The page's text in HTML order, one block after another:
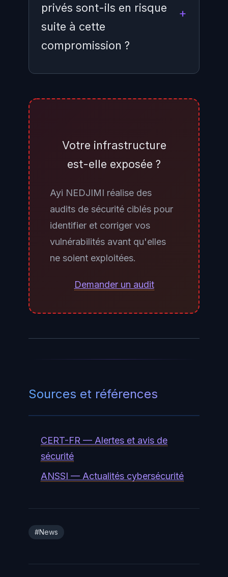
privés sont-ils en risque
suite à cette
compromission ?
(l'entreprise), pas l'infrastructure
dépôts privés ne sont pas
accessibles via les credentials
d'un employé GitHub compromis.
Dependabot, CodeQL ou GitHub
Actions dont le code source est
maintenant entre les mains de
sur les mises à jour de ces outils et
dans les prochains mois.
Votre infrastructure
est-elle exposée ?
Ayi NEDJIMI réalise des
audits de sécurité ciblés pour
identifier et corriger vos
vulnérabilités avant qu'elles
ne soient exploitées.
Demander un audit
Sources et références
CERT-FR — Alertes et avis de
sécurité
ANSSI — Actualités cybersécurité
#News